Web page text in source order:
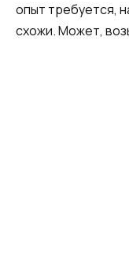
опыт требуется,
схожи. Может,